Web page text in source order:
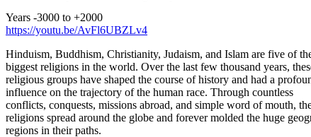
Years -3000 to +2000
https://youtu.be/AvFl6UBZLv4
Hinduism, Buddhism, Christianity, Judaism, and Islam are five of
biggest religions in the world. Over the last few thousand years,
religious groups have shaped the course of history and had a
influence on the trajectory of the human race. Through countless
conflicts, conquests, missions abroad, and simple word of mouth,
religions spread around the globe and forever molded the huge
regions in their paths.